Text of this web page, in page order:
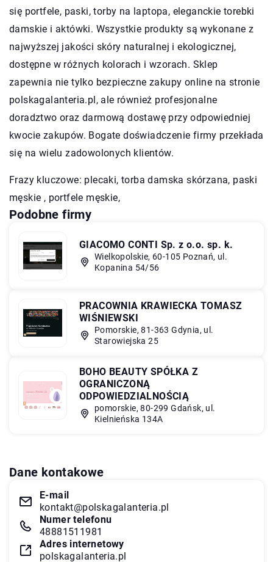
się portfele, paski, torby na laptopa, eleganckie torebki
damskie i aktówki. Wszystkie produkty są wykonane z
najwyższej jakości skóry naturalnej i ekologicznej,
dostępne w różnych kolorach i wzorach. Sklep
zapewnia nie tylko bezpieczne zakupy online na stronie
polskagalanteria.pl, ale również profesjonalne
doradztwo oraz darmową dostawę przy odpowiedniej
kwocie zakupów. Bogate doświadczenie firmy przekłada
się na wielu zadowolonych klientów.
Frazy kluczowe: plecaki, torba damska skórzana, paski
męskie , portfele męskie,
Podobne firmy
GIACOMO CONTI Sp. z o.o. sp. k.
Wielkopolskie, 60-105 Poznań, ul.
Kopanina 54/56
PRACOWNIA KRAWIECKA TOMASZ
WIŚNIEWSKI
Pomorskie, 81-363 Gdynia, ul.
Starowiejska 25
BOHO BEAUTY SPÓŁKA Z
OGRANICZONĄ
ODPOWIEDZIALNOŚCIĄ
pomorskie, 80-299 Gdańsk, ul.
Kielnieńska 134A
Dane kontakowe
E-mail
kontakt@polskagalanteria.pl
Numer telefonu
48881511981
Adres internetowy
polskagalanteria.pl